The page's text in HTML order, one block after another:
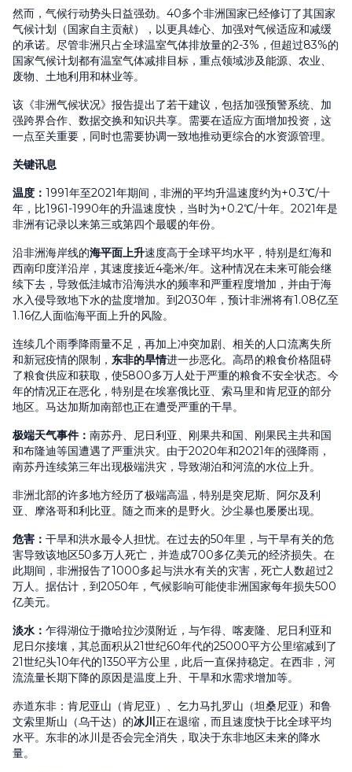
然而，气候行动势头日益强劲。40多个非洲国家已经修订了其国家
气候计划（国家自主贡献），以更具雄心、加强对气候适应和减缓
的承诺。尽管非洲只占全球温室气体排放量的2-3%，但超过83%的
国家气候计划都有温室气体减排目标，重点领域涉及能源、农业、
废物、土地利用和林业等。
该《非洲气候状况》报告提出了若干建议，包括加强预警系统、加
强跨界合作、数据交换和知识共享。需要在适应方面增加投资，这
一点至关重要，同时也需要协调一致地推动更综合的水资源管理。
关键讯息
温度 ： 1991年至2021年期间，非洲的平均升温速度约为+0.3℃/十
年，比1961-1990年的升温速度快，当时为+0.2℃/十年。2021年是
非洲有记录以来第三或第四个最暖的年份。
沿非洲海岸线的海平面上升速度高于全球平均水平，特别是红海和
西南印度洋沿岸，其速度接近4毫米/年。这种情况在未来可能会继
续下去，导致低洼城市沿海洪水的频率和严重程度增加，并由于海
水入侵导致地下水的盐度增加。到2030年，预计非洲将有1.08亿至
1.16亿人面临海平面上升的风险。
连续几个雨季降雨量不足，再加上冲突加剧、相关的人口流离失所
和新冠疫情的限制， 东非的旱情进一步恶化。高昂的粮食价格阻碍
了粮食供应和获取，使5800多万人处于严重的粮食不安全状态。今
年的情况正在恶化，特别是在埃塞俄比亚、索马里和肯尼亚的部分
地区。马达加斯加南部也正在遭受严重的干旱。
极端天气事件 ： 南苏丹、尼日利亚、刚果共和国、刚果民主共和国
和布隆迪等国遭遇了严重洪灾。由于2020年和2021年的强降雨，
南苏丹连续第三年出现极端洪灾，导致湖泊和河流的水位上升。
非洲北部的许多地方经历了极端高温，特别是突尼斯、阿尔及利
亚、摩洛哥和利比亚。随之而来的是野火。沙尘暴也屡屡出现。
危害 ： 干旱和洪水最令人担忧。在过去的50年里，与干旱有关的危
害导致该地区50多万人死亡，并造成700多亿美元的经济损失。在
此期间，非洲报告了1000多起与洪水有关的灾害，死亡人数超过2
万人。据估计，到2050年，气候影响可能使非洲国家每年损失500
亿美元。
淡水： 乍得湖位于撒哈拉沙漠附近，与乍得、喀麦隆、尼日利亚和
尼日尔接壤，其总面积从21世纪60年代的25000平方公里缩减到了
21世纪头10年代的1350平方公里，此后一直保持稳定。在西非，河
流流量长期下降的原因是温度上升、干旱和水需求增加等。
赤道东非：肯尼亚山（肯尼亚）、乞力马扎罗山（坦桑尼亚）和鲁
文索里斯山（乌干达）的冰川 正在退缩，而且速度快于比全球平均
水平。东非的冰川是否会完全消失，取决于东非地区未来的降水
量。